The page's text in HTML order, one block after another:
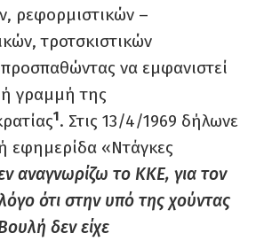
ρεφορμιστικών –
τροτσκιστικών
να εμφανιστεί
γραμμή της
1. Στις 13/4/1969 δήλωνε
εφημερίδα «Ντάγκες
αναγνωρίζω το ΚΚΕ, για τον
ότι στην υπό της χούντας
δεν είχε